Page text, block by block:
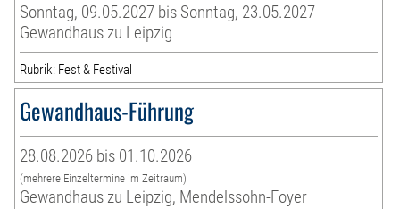
Sonntag, 09.05.2027 bis Sonntag, 23.05.2027
Gewandhaus zu Leipzig
Rubrik: Fest & Festival
Gewandhaus-Führung
28.08.2026 bis 01.10.2026
(mehrere Einzeltermine im Zeitraum)
Gewandhaus zu Leipzig, Mendelssohn-Foyer